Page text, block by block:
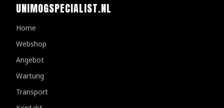
UNIMOGSPECIALIST.NL
Home
Webshop
Angebot
Wartung
Transport